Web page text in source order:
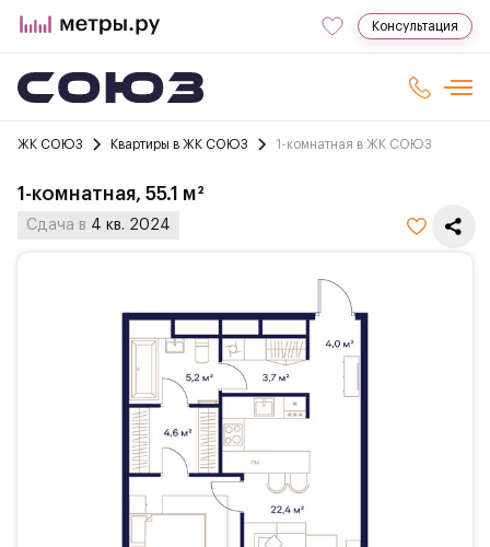
Консультация
ЖК СОЮЗ Квартиры в ЖК СОЮЗ 1-комнатная в ЖК СОЮЗ
1-комнатная, 55.1 м²
Сдача в 4 кв. 2024